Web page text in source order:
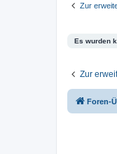
Zur
Es wurden
Zur
Foren-